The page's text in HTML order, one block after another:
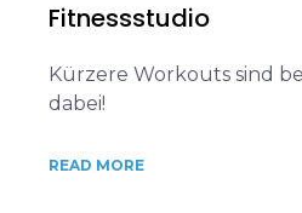
Fitnessstudio
Kürzere Workouts sind
dabei!
READ MORE